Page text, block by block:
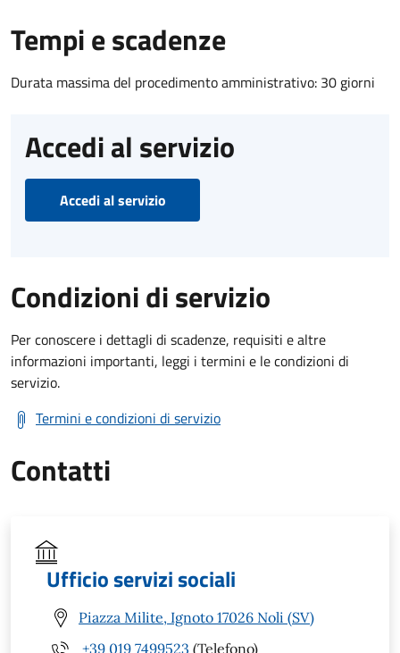
Tempi e scadenze
Durata massima del procedimento amministrativo: 30 giorni
Accedi al servizio
Accedi al servizio
Condizioni di servizio
Per conoscere i dettagli di scadenze, requisiti e altre
informazioni importanti, leggi i termini e le condizioni di
servizio.
Termini e condizioni di servizio
Contatti
Ufficio servizi sociali
Piazza Milite, Ignoto 17026 Noli (SV)
+39 019 7499523 (Telefono)